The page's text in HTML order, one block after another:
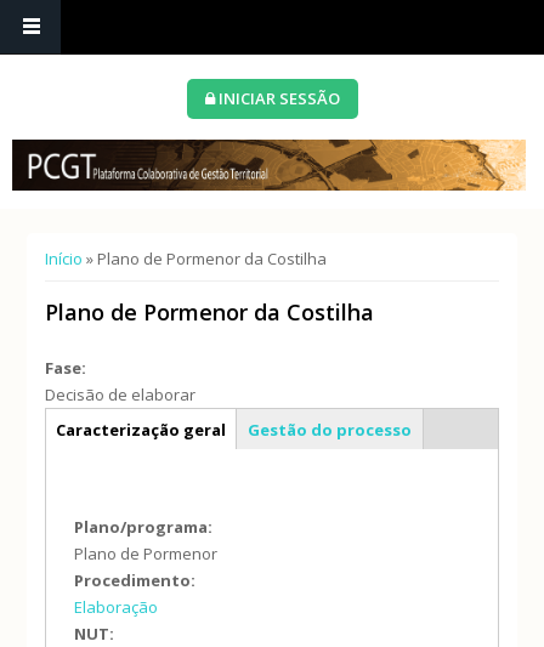
INICIAR SESSÃO
Está aqui
Início » Plano de Pormenor da Costilha
Plano de Pormenor da Costilha
Fase:
Decisão de elaborar
Info geral
Caracterização geral Gestão do processo
Plano/programa:
Plano de Pormenor
Procedimento:
Elaboração
NUT: